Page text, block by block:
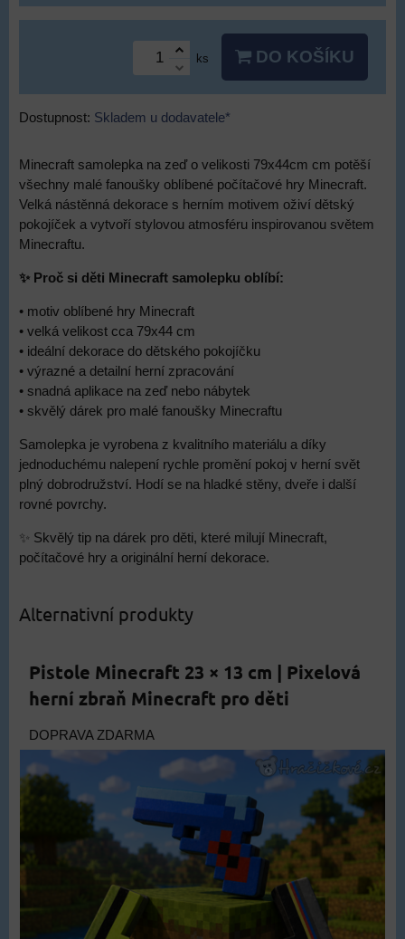
ks DO KOŠÍKU
Dostupnost: Skladem u dodavatele*
Minecraft samolepka na zeď o velikosti 79x44cm cm potěší
všechny malé fanoušky oblíbené počítačové hry Minecraft.
Velká nástěnná dekorace s herním motivem oživí dětský
pokojíček a vytvoří stylovou atmosféru inspirovanou světem
Minecraftu.
✨ Proč si děti Minecraft samolepku oblíbí:
• motiv oblíbené hry Minecraft
• velká velikost cca 79x44 cm
• ideální dekorace do dětského pokojíčku
• výrazné a detailní herní zpracování
• snadná aplikace na zeď nebo nábytek
• skvělý dárek pro malé fanoušky Minecraftu
Samolepka je vyrobena z kvalitního materiálu a díky
jednoduchému nalepení rychle promění pokoj v herní svět
plný dobrodružství. Hodí se na hladké stěny, dveře i další
rovné povrchy.
✨ Skvělý tip na dárek pro děti, které milují Minecraft,
počítačové hry a originální herní dekorace.
Alternativní produkty
Pistole Minecraft 23 × 13 cm | Pixelová
herní zbraň Minecraft pro děti
DOPRAVA ZDARMA